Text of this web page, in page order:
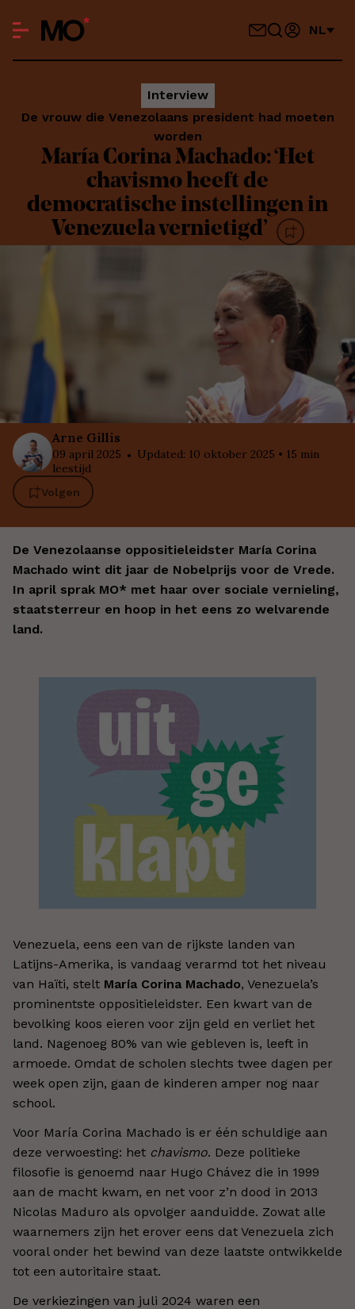
NL
Interview
De vrouw die Venezolaans president had moeten
worden
María Corina Machado: ‘Het
chavismo heeft de
democratische instellingen in
Venezuela vernietigd’
Arne Gillis
09 april 2025 Updated: 10 oktober 2025 • 15 min
leestijd
Volgen
De Venezolaanse oppositieleidster María Corina
Machado wint dit jaar de Nobelprijs voor de Vrede.
In april sprak MO* met haar over sociale vernieling,
staatsterreur en hoop in het eens zo welvarende
land.
Venezuela, eens een van de rijkste landen van
Latijns-Amerika, is vandaag verarmd tot het niveau
van Haïti, stelt María Corina Machado, Venezuela’s
prominentste oppositieleidster. Een kwart van de
bevolking koos eieren voor zijn geld en verliet het
land. Nagenoeg 80% van wie gebleven is, leeft in
armoede. Omdat de scholen slechts twee dagen per
week open zijn, gaan de kinderen amper nog naar
school.
Voor María Corina Machado is er één schuldige aan
deze verwoesting: het chavismo. Deze politieke
filosofie is genoemd naar Hugo Chávez die in 1999
aan de macht kwam, en net voor z’n dood in 2013
Nicolas Maduro als opvolger aanduidde. Zowat alle
waarnemers zijn het erover eens dat Venezuela zich
vooral onder het bewind van deze laatste ontwikkelde
tot een autoritaire staat.
De verkiezingen van juli 2024 waren een